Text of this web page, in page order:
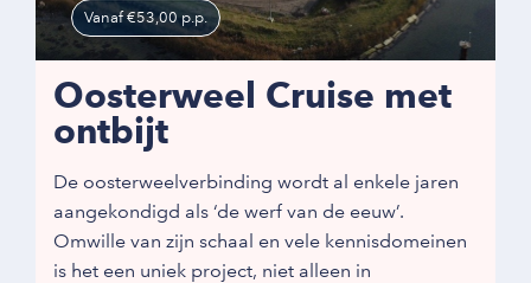
Vanaf €53,00 p.p.
Oosterweel Cruise met
ontbijt
De oosterweelverbinding wordt al enkele jaren
aangekondigd als ‘de werf van de eeuw’.
Omwille van zijn schaal en vele kennisdomeinen
is het een uniek project, niet alleen in